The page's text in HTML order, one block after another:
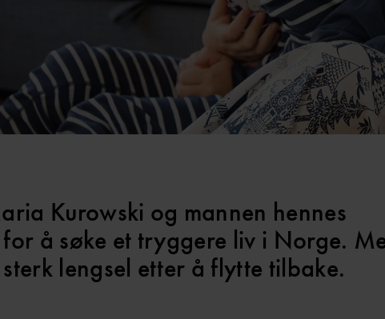
Kurowski og mannen hennes
å søke et tryggere liv i Norge.
lengsel etter å flytte tilbake.